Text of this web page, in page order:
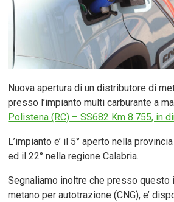
Nuova apertura di un distributore di
presso l’impianto multi carburante a
Polistena (RC) – SS682 Km 8.755, in
L’impianto e’ il 5° aperto nella
ed il 22° nella regione Calabria.
Segnaliamo inoltre che presso questo
metano per autotrazione (CNG), e’